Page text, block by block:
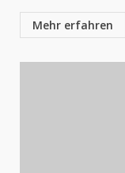
Mehr erfahren